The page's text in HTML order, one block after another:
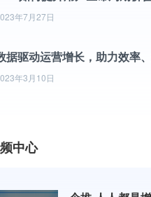
年7月27日
据驱动运营增长，助力效率
年3月10日
中心